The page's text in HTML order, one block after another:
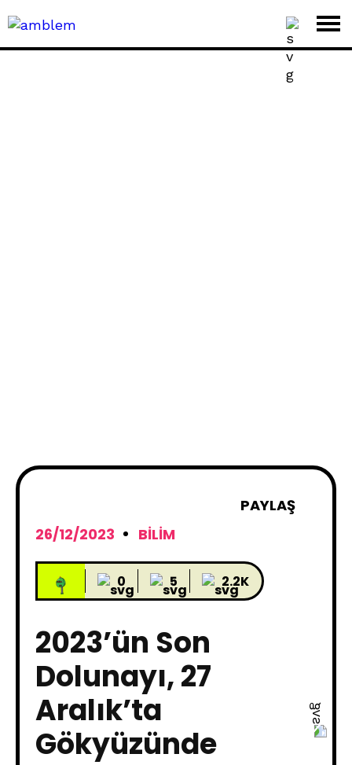
PAYLAŞ
26/12/2023
BILIM
0 5 2.2K
2023’ün Son
Dolunayı, 27
Aralık’ta
Gökyüzünde